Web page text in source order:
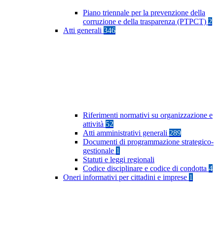
Piano triennale per la prevenzione della
corruzione e della trasparenza (PTPCT) 2
Atti generali 346
Riferimenti normativi su organizzazione e
attività 52
Atti amministrativi generali 289
Documenti di programmazione strategico-
gestionale 1
Statuti e leggi regionali
Codice disciplinare e codice di condotta 4
Oneri informativi per cittadini e imprese 1